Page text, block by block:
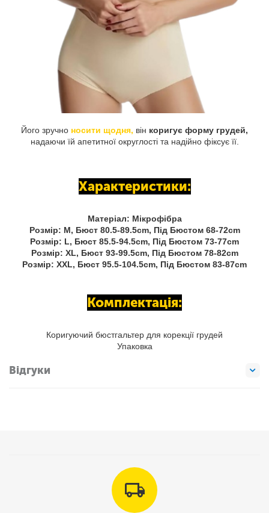
Його зручно носити щодня, він коригує форму грудей,
надаючи їй апетитної округлості та надійно фіксує її.
Характеристики:
Матеріал: Мікрофібра
Розмір: M, Бюст 80.5-89.5cm, Під Бюстом 68-72cm
Розмір: L, Бюст 85.5-94.5cm, Під Бюстом 73-77cm
Розмір: XL, Бюст 93-99.5cm, Під Бюстом 78-82cm
Розмір: XXL, Бюст 95.5-104.5cm, Під Бюстом 83-87cm
Комплектація:
Коригуючий бюстгальтер для корекції грудей
Упаковка
Відгуки